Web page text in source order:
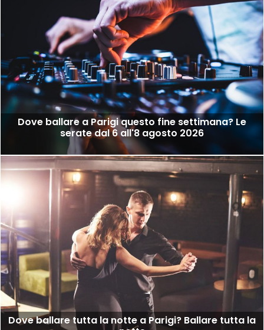
Dove ballare a Parigi questo fine settimana? Le
serate dal 6 all'8 agosto 2026
Dove ballare tutta la notte a Parigi? Ballare tutta la